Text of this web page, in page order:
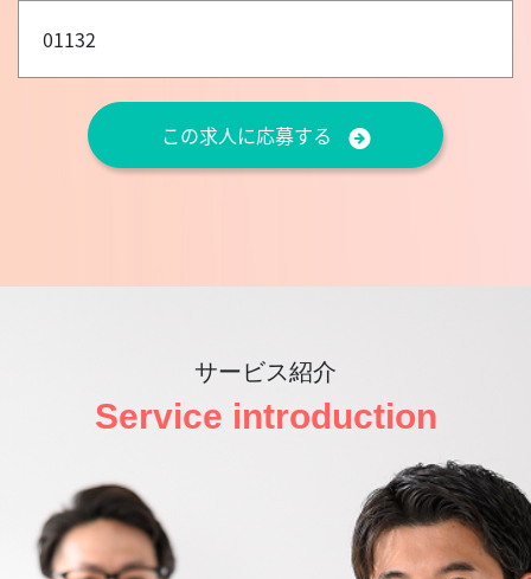
01132
この求人に応募する
サービス紹介
Service introduction